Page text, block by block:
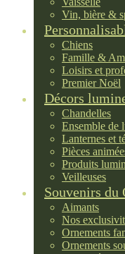
Vin, bière &
Chiens
Famille &
Loisirs et
Premier Noël
Décors
Chandelles
Ensemble de
Lanternes et
Pièces
Produits
Veilleuses
Souvenirs du
Aimants
Nos
Ornements
Ornements